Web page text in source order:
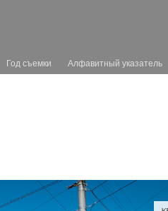
Год съемки Алфавитный указатель